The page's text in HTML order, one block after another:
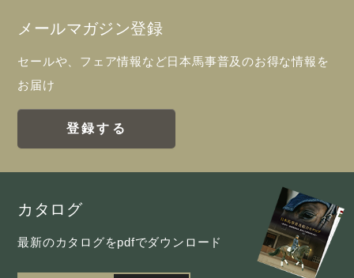
メールマガジン登録
セールや、フェア情報など日本馬事普及のお得な情報を
お届け
登録する
カタログ
最新のカタログをpdfでダウンロード